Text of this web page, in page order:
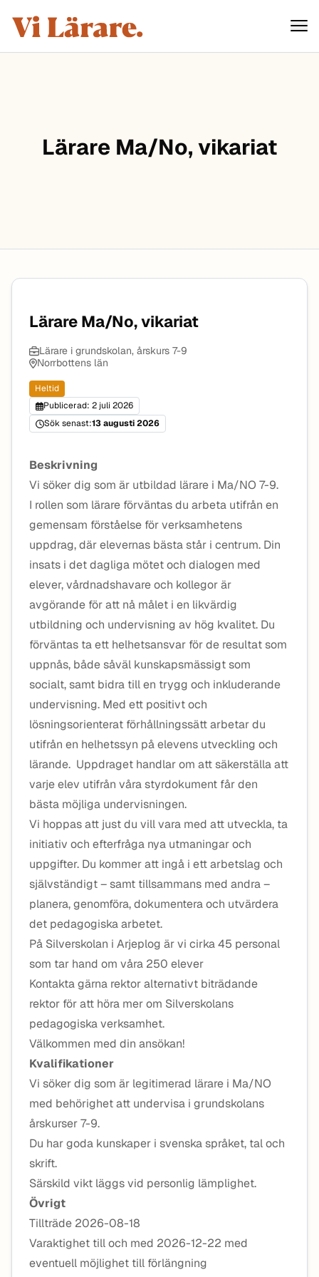
Hoppa till innehåll
ViLärare
Lärare Ma/No, vikariat
Lärare Ma/No, vikariat
Lärare i grundskolan, årskurs 7-9
Norrbottens län
Heltid
Publicerad: 2 juli 2026
Sök senast:13 augusti 2026
Beskrivning
Vi söker dig som är utbildad lärare i Ma/NO 7-9.
I rollen som lärare förväntas du arbeta utifrån en
gemensam förståelse för verksamhetens
uppdrag, där elevernas bästa står i centrum. Din
insats i det dagliga mötet och dialogen med
elever, vårdnadshavare och kollegor är
avgörande för att nå målet i en likvärdig
utbildning och undervisning av hög kvalitet. Du
förväntas ta ett helhetsansvar för de resultat som
uppnås, både såväl kunskapsmässigt som
socialt, samt bidra till en trygg och inkluderande
undervisning. Med ett positivt och
lösningsorienterat förhållningssätt arbetar du
utifrån en helhetssyn på elevens utveckling och
lärande. Uppdraget handlar om att säkerställa att
varje elev utifrån våra styrdokument får den
bästa möjliga undervisningen.
Vi hoppas att just du vill vara med att utveckla, ta
initiativ och efterfråga nya utmaningar och
uppgifter. Du kommer att ingå i ett arbetslag och
självständigt – samt tillsammans med andra –
planera, genomföra, dokumentera och utvärdera
det pedagogiska arbetet.
På Silverskolan i Arjeplog är vi cirka 45 personal
som tar hand om våra 250 elever
Kontakta gärna rektor alternativt biträdande
rektor för att höra mer om Silverskolans
pedagogiska verksamhet.
Välkommen med din ansökan!
Kvalifikationer
Vi söker dig som är legitimerad lärare i Ma/NO
med behörighet att undervisa i grundskolans
årskurser 7-9.
Du har goda kunskaper i svenska språket, tal och
skrift.
Särskild vikt läggs vid personlig lämplighet.
Övrigt
Tillträde 2026-08-18
Varaktighet till och med 2026-12-22 med
eventuell möjlighet till förlängning